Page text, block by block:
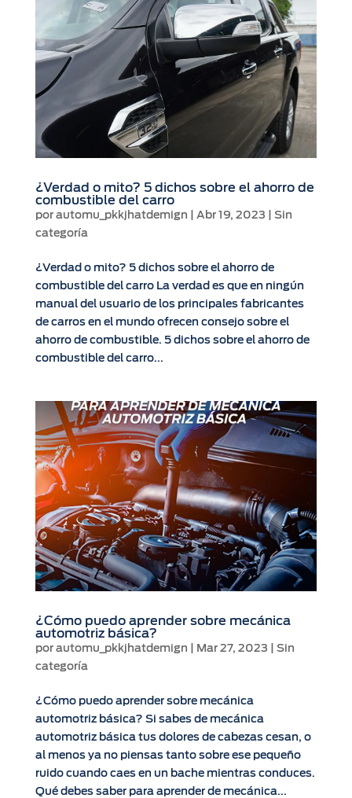
¿Verdad o mito? 5 dichos sobre el ahorro de
combustible del carro
por automu_pkkjhatdemign Abr 19, 2023
Sin
categoría
¿Verdad o mito? 5 dichos sobre el ahorro de
combustible del carro La verdad es que en ningún
manual del usuario de los principales fabricantes
de carros en el mundo ofrecen consejo sobre el
ahorro de combustible. 5 dichos sobre el ahorro de
combustible del carro...
¿Cómo puedo aprender sobre mecánica
automotriz básica?
por automu_pkkjhatdemign Mar 27, 2023
Sin
categoría
¿Cómo puedo aprender sobre mecánica
automotriz básica? Si sabes de mecánica
automotriz básica tus dolores de cabezas cesan, o
al menos ya no piensas tanto sobre ese pequeño
ruido cuando caes en un bache mientras conduces.
Qué debes saber para aprender de mecánica...